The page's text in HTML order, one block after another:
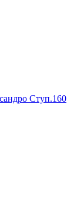
Ступ.160